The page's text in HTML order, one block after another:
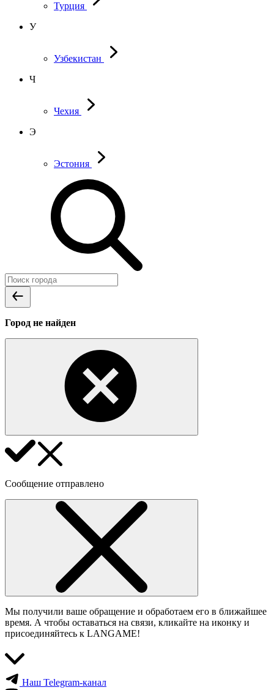
Турция
У
Узбекистан
Ч
Чехия
Э
Эстония
Город не найден
Сообщение отправлено
Мы получили ваше обращение и обработаем его в ближайшее
время. А чтобы оставаться на связи, кликайте на иконку и
присоединяйтесь к LANGAME!
Наш Telegram-канал